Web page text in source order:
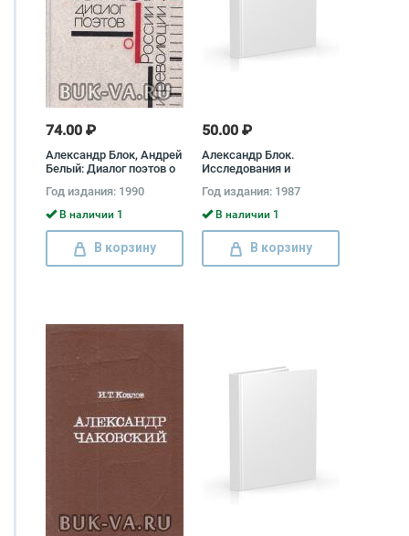
74.00 ₽
Александр Блок, Андрей
Белый: Диалог поэтов о
Андрей Белый,
Александр Блок
Год издания: 1990
В наличии 1
В корзину
50.00 ₽
Александр Блок.
Исследования и
Год издания: 1987
В наличии 1
В корзину